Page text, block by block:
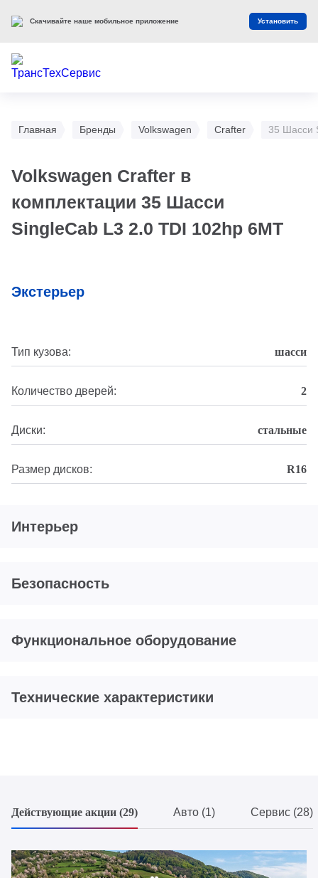
Главная Бренды Volkswagen Crafter 35 Шасси
Volkswagen Crafter в
комплектации 35 Шасси
SingleCab L3 2.0 TDI 102hp 6MT
Экстерьер
Тип кузова: шасси
Количество дверей: 2
Диски: стальные
Размер дисков: R16
Интерьер
Безопасность
Функциональное оборудование
Технические характеристики
Действующие акции (29) Авто (1) Сервис (28)
Скачивайте наше мобильное приложение Установить